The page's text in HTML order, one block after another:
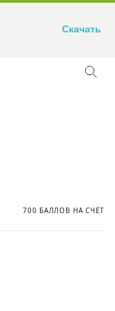
700 БАЛЛОВ НА СЧЁТ
Скачать